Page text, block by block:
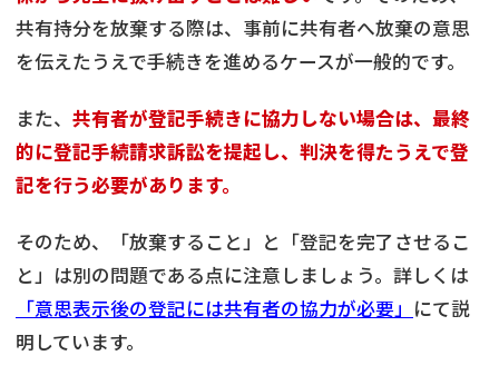
共有持分を放棄する際は、事前に共有者へ放棄の意思
を伝えたうえで手続きを進めるケースが一般的です。
また、 共有者が登記手続きに協力しない場合は、最終
的に登記手続請求訴訟を提起し、判決を得たうえで登
記を行う必要があります。
そのため、「放棄すること」と「登記を完了させるこ
と」は別の問題である点に注意しましょう。詳しくは
「意思表示後の登記には共有者の協力が必要」 にて説
明しています。